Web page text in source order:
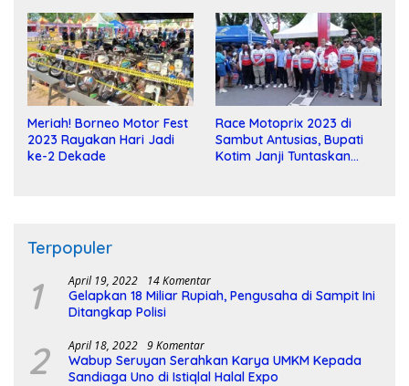
Meriah! Borneo Motor Fest
2023 Rayakan Hari Jadi
ke-2 Dekade
Race Motoprix 2023 di
Sambut Antusias, Bupati
Kotim Janji Tuntaskan
Terpopuler
1 April 19, 2022 14 Komentar
Gelapkan 18 Miliar Rupiah, Pengusaha di Sampit Ini
Ditangkap Polisi
2 April 18, 2022 9 Komentar
Wabup Seruyan Serahkan Karya UMKM Kepada
Sandiaga Uno di Istiqlal Halal Expo